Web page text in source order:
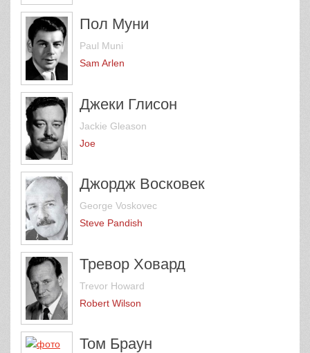
Пол Муни
Paul Muni
Sam Arlen
Джеки Глисон
Jackie Gleason
Joe
Джордж Восковек
George Voskovec
Steve Pandish
Тревор Ховард
Trevor Howard
Robert Wilson
Том Браун